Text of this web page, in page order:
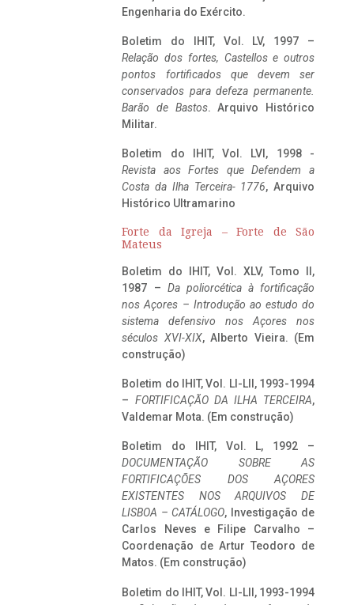
Engenharia do Exército.
Boletim do IHIT, Vol. LV, 1997 –
Relação dos fortes, Castellos e outros
pontos fortificados que devem ser
conservados para defeza permanente.
Barão de Bastos. Arquivo Histórico
Militar.
Boletim do IHIT, Vol. LVI, 1998 -
Revista aos Fortes que Defendem a
Costa da Ilha Terceira- 1776, Arquivo
Histórico Ultramarino
Forte da Igreja – Forte de São
Mateus
Boletim do IHIT, Vol. XLV, Tomo II,
1987 – Da poliorcética à fortificação
nos Açores – Introdução ao estudo do
sistema defensivo nos Açores nos
séculos XVI-XIX, Alberto Vieira. (Em
construção)
Boletim do IHIT, Vol. LI-LII, 1993-1994
– FORTIFICAÇÃO DA ILHA TERCEIRA,
Valdemar Mota. (Em construção)
Boletim do IHIT, Vol. L, 1992 –
DOCUMENTAÇÃO SOBRE AS
FORTIFICAÇÕES DOS AÇORES
EXISTENTES NOS ARQUIVOS DE
LISBOA – CATÁLOGO, Investigação de
Carlos Neves e Filipe Carvalho –
Coordenação de Artur Teodoro de
Matos. (Em construção)
Boletim do IHIT, Vol. LI-LII, 1993-1994